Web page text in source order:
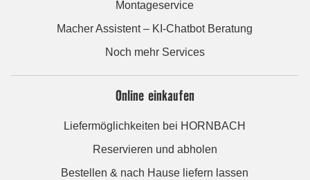
Montageservice
Macher Assistent – KI-Chatbot Beratung
Noch mehr Services
Online einkaufen
Liefermöglichkeiten bei HORNBACH
Reservieren und abholen
Bestellen & nach Hause liefern lassen